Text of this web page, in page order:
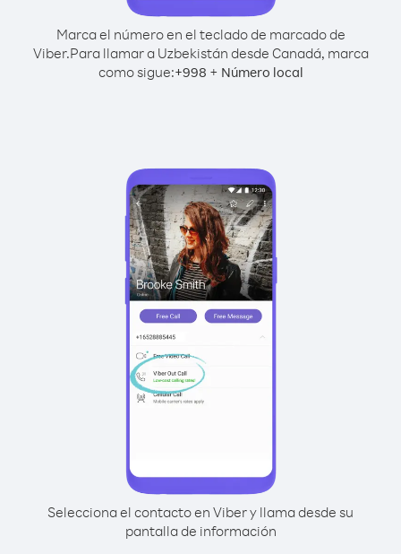
Marca el número en el teclado de marcado de
Viber.Para llamar a Uzbekistán desde Canadá, marca
como sigue:+998 + Número local
Selecciona el contacto en Viber y llama desde su
pantalla de información